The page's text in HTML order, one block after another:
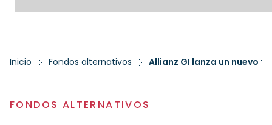
Inicio Fondos alternativos Allianz GI lanza un nuevo
FONDOS ALTERNATIVOS